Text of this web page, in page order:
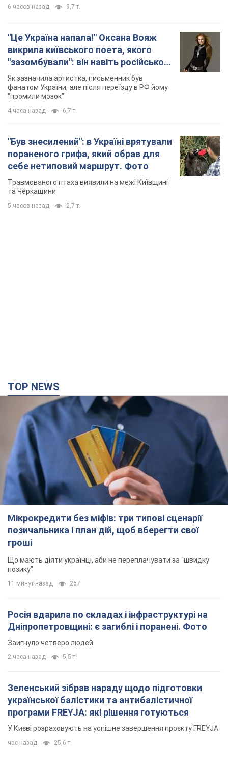
6 часов назад 9,7 т.
"Це Україна напала!" Оксана Вояж
викрила київського поета, якого
"зазомбували": він навіть російської
не знав, а тепер хоче геноциду
українців
Як зазначила артистка, письменник був
фанатом України, але після переїзду в РФ йому
"промили мозок"
4 часа назад 6,7 т.
"Був знесилений": в Україні врятували
пораненого грифа, який обрав для
себе нетиповий маршрут. Фото
Травмованого птаха виявили на межі Київщині
та Черкащини
5 часов назад 2,7 т.
TOP NEWS
Мікрокредити без міфів: три типові сценарії
позичальника і план дій, щоб вберегти свої
гроші
Що мають діяти українці, аби не переплачувати за "швидку
позику"
11 минут назад 267
Росія вдарила по складах і інфраструктурі на
Дніпропетровщині: є загиблі і поранені. Фото
Заигнуло четверо людей
2 часа назад 5,5 т.
Зеленський зібрав нараду щодо підготовки
української балістики та антибалістичної
програми FREYJA: які рішення готуються
У Києві розраховують на успішне завершення проєкту FREYJA
час назад 25,6 т.